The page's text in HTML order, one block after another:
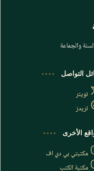
والجماعة
التواصل
تويتر
ثريدز
الأخرى
مكتبتي بي دي اف
مكتبة الكتب